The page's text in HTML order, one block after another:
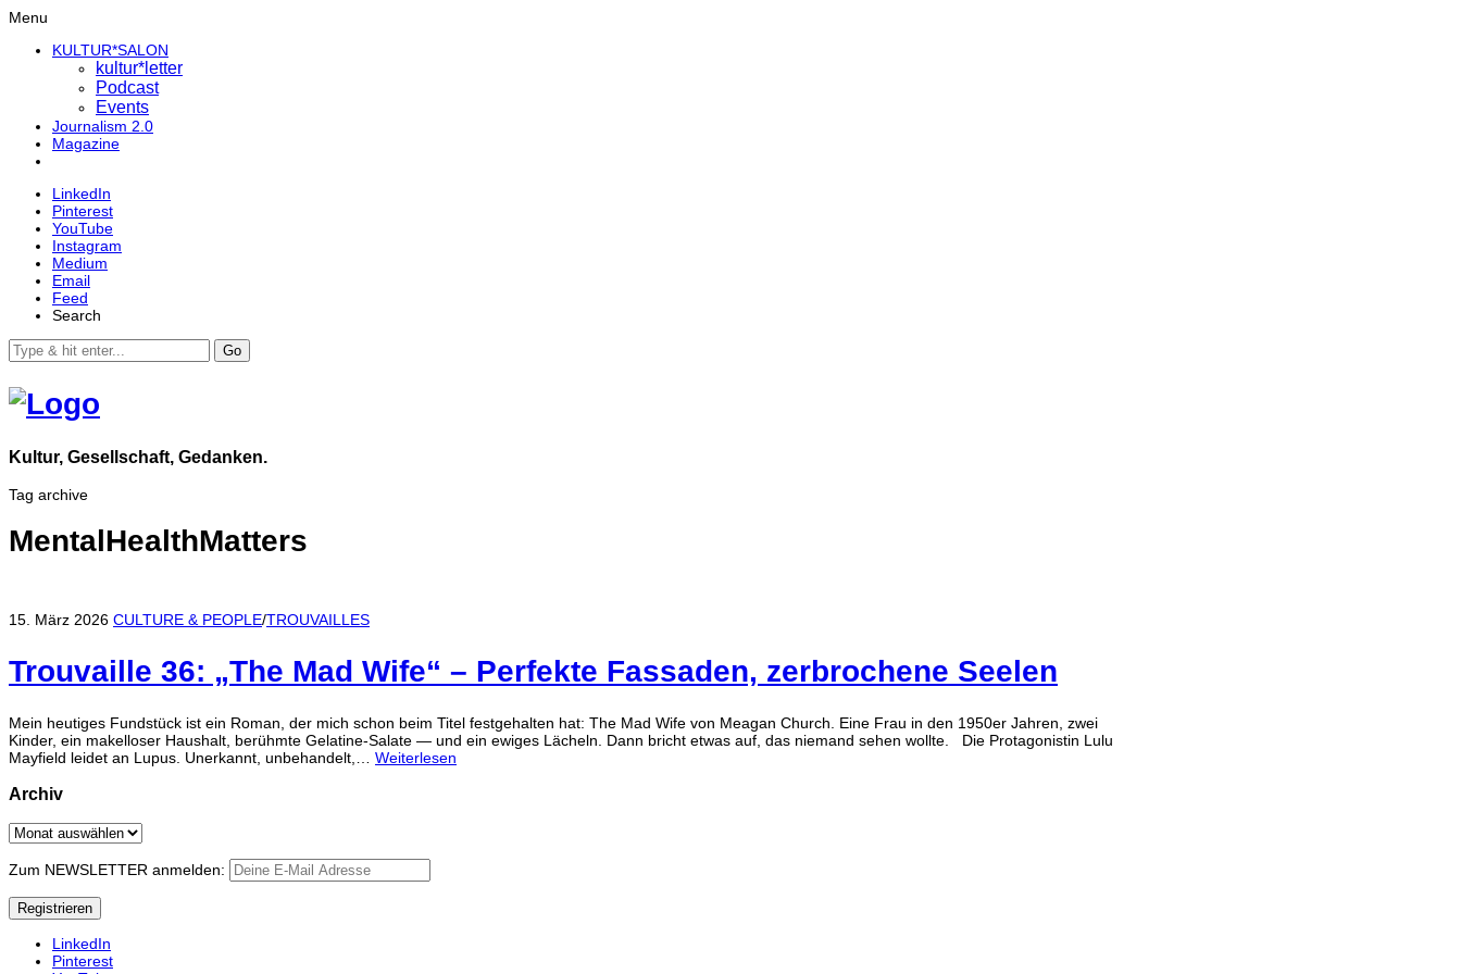
Menu
KULTUR*SALON
kultur*letter
Podcast
Events
Journalism 2.0
Magazine
LinkedIn
Pinterest
YouTube
Instagram
Medium
Email
Feed
Search
Go
Kultur, Gesellschaft, Gedanken.
Tag archive
MentalHealthMatters
15. März 2026 CULTURE & PEOPLE/TROUVAILLES
Trouvaille 36: „The Mad Wife“ – Perfekte Fassaden, zerbrochene Seelen
Mein heutiges Fundstück ist ein Roman, der mich schon beim Titel festgehalten hat: The Mad Wife von Meagan Church. Eine Frau in den 1950er Jahren, zwei
Kinder, ein makelloser Haushalt, berühmte Gelatine-Salate — und ein ewiges Lächeln. Dann bricht etwas auf, das niemand sehen wollte. Die Protagonistin Lulu
Mayfield leidet an Lupus. Unerkannt, unbehandelt,… Weiterlesen
Archiv
Archiv
Zum NEWSLETTER anmelden:
LinkedIn
Pinterest